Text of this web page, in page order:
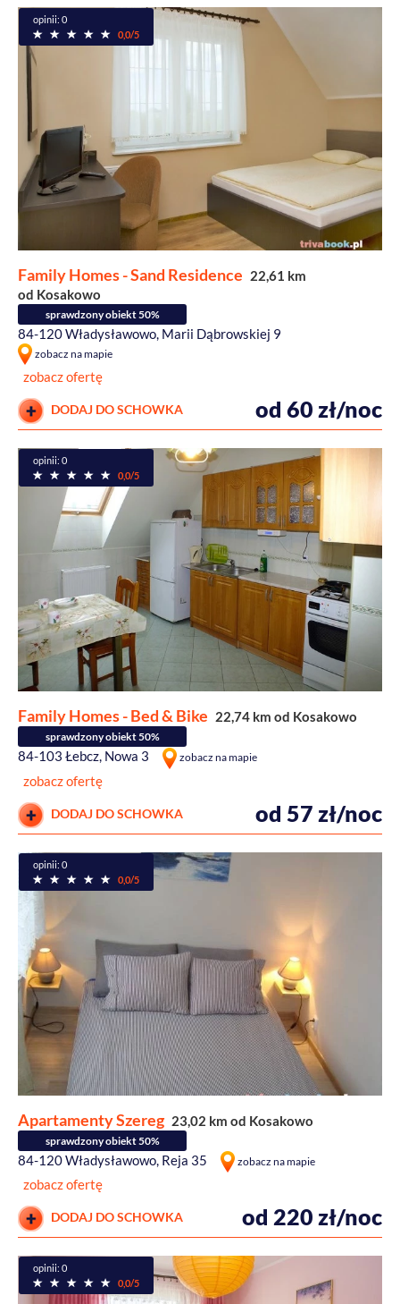
opinii: 0
0,0/5
Family Homes - Sand Residence 22,61 km
od Kosakowo
sprawdzony obiekt 50%
84-120 Władysławowo, Marii Dąbrowskiej 9
zobacz na mapie
zobacz ofertę
DODAJ DO SCHOWKA od 60 zł/noc
opinii: 0
0,0/5
Family Homes - Bed & Bike 22,74 km od Kosakowo
sprawdzony obiekt 50%
84-103 Łebcz, Nowa 3 zobacz na mapie
zobacz ofertę
DODAJ DO SCHOWKA od 57 zł/noc
opinii: 0
0,0/5
Apartamenty Szereg 23,02 km od Kosakowo
sprawdzony obiekt 50%
84-120 Władysławowo, Reja 35 zobacz na mapie
zobacz ofertę
DODAJ DO SCHOWKA od 220 zł/noc
opinii: 0
0,0/5